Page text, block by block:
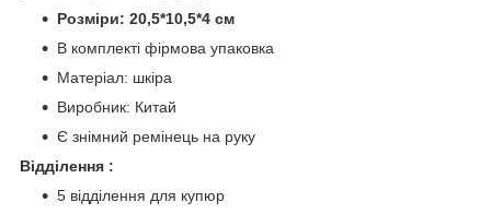
Розміри: 20,5*10,5*4 см
В комплекті фірмова упаковка
Матеріал: шкіра
Виробник: Китай
Є знімний ремінець на руку
Відділення :
5 відділення для купюр